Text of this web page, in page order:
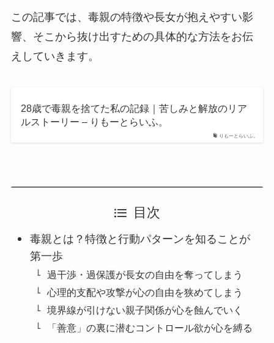
この記事では、毒親の特徴や長女が抱えやすい影
響、そこから抜け出すための具体的な方法をお伝
えしていきます。
りもーとらいふ。
28歳で毒親を捨てた私の記録｜苦しみと解放のリア
ルストーリー – りもーとらいふ。
目次
毒親とは？特徴と行動パターンを知ることが
第一歩
過干渉・過保護が長女の自由を奪ってしまう
心理的支配や攻撃が心の自由を狭めてしまう
境界線が引けない親子関係が心を蝕んでいく
「善意」の裏に潜むコントロール欲が心を縛る